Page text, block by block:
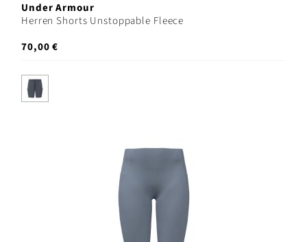
Under Armour
Herren Shorts Unstoppable Fleece
70,00 €